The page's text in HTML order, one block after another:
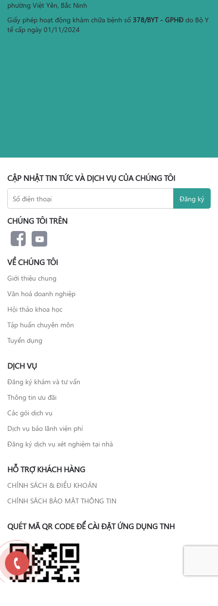
phường Việt Yên, Bắc Ninh
Giấy phép hoạt động khám chữa bệnh số 378/BYT - GPHĐ do Bộ Y
tế cấp ngày 01/11/2024
CẬP NHẬT TIN TỨC VÀ DỊCH VỤ CỦA CHÚNG TÔI
CHÚNG TÔI TRÊN
VỀ CHÚNG TÔI
Giới thiệu chung
Văn hoá doanh nghiệp
Hội thảo khoa học
Tập huấn chuyên môn
Tuyển dụng
DỊCH VỤ
Đăng ký khám và tư vấn
Thông tin ưu đãi
Các gói dịch vụ
Dịch vụ bảo lãnh viện phí
Đăng ký dịch vụ xét nghiệm tại nhà
HỖ TRỢ KHÁCH HÀNG
CHÍNH SÁCH & ĐIỀU KHOẢN
CHÍNH SÁCH BẢO MẬT THÔNG TIN
QUÉT MÃ QR CODE ĐỂ CÀI ĐẶT ỨNG DỤNG TNH